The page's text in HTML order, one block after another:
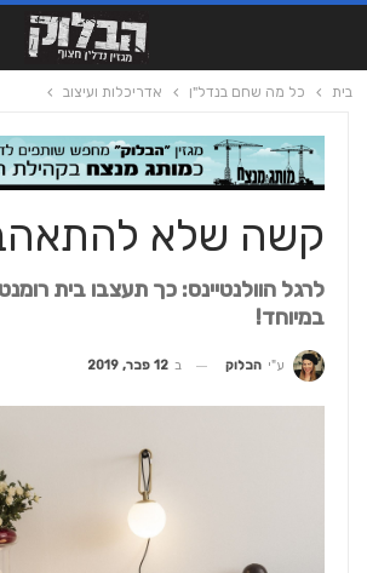
בית כל מה שחם בנדל"ן אדריכלות ועיצוב
קשה שלא
לרגל הוולנטיינס: כך תעצבו בית
במיוחד!
ע"י הבלוק ב 12 פבר, 2019